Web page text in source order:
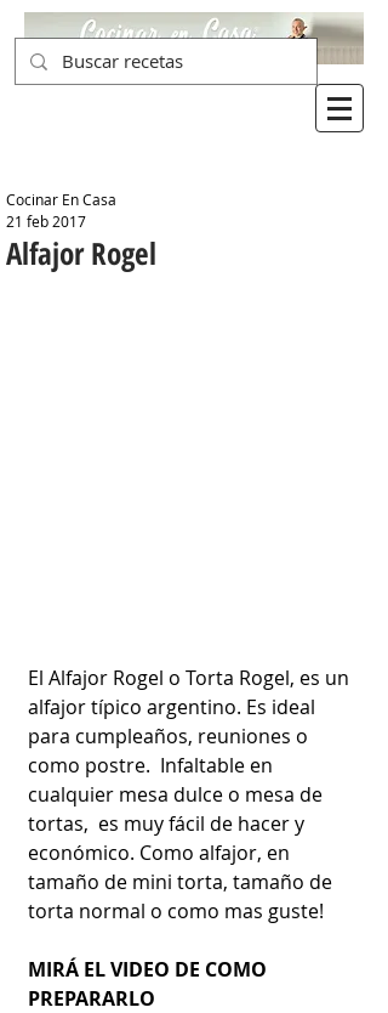
Alfajor Rogel
Cocinar En Casa
21 feb 2017
El Alfajor Rogel o Torta Rogel, es un
alfajor típico argentino. Es ideal
para cumpleaños, reuniones o
como postre.  Infaltable en
cualquier mesa dulce o mesa de
tortas,  es muy fácil de hacer y
económico. Como alfajor, en
tamaño de mini torta, tamaño de
torta normal o como mas guste!
MIRÁ EL VIDEO DE COMO
PREPARARLO